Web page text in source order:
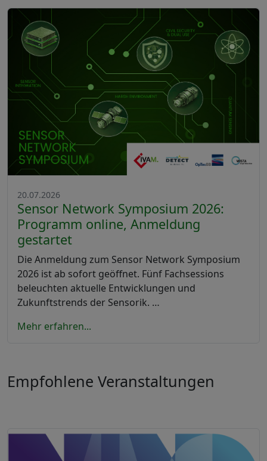
20.07.2026
Sensor Network Symposium 2026:
Programm online, Anmeldung
gestartet
Die Anmeldung zum Sensor Network Symposium
2026 ist ab sofort geöffnet. Fünf Fachsessions
beleuchten aktuelle Entwicklungen und
Zukunftstrends der Sensorik. …
Mehr erfahren...
Empfohlene Veranstaltungen